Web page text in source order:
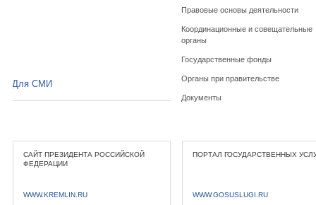
Правовые основы деятельности
Координационные и совещательные
органы
Государственные фонды
Органы при правительстве
Документы
Для СМИ
САЙТ ПРЕЗИДЕНТА РОССИЙСКОЙ
ФЕДЕРАЦИИ
WWW.KREMLIN.RU
ПОРТАЛ ГОСУДАРСТВЕННЫХ
WWW.GOSUSLUGI.RU